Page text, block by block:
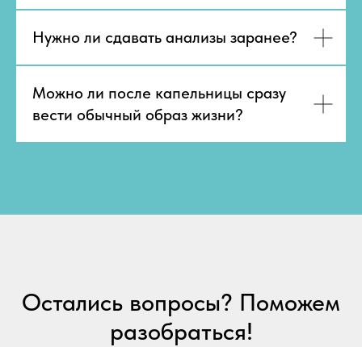
Нужно ли сдавать анализы заранее?
Можно ли после капельницы сразу
вести обычный образ жизни?
Остались вопросы? Поможем
разобраться!